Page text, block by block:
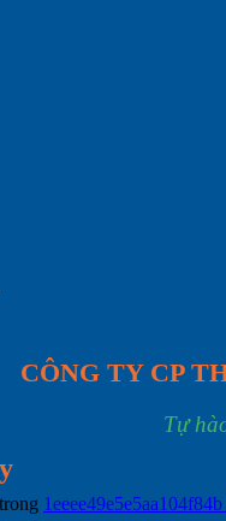
CÔNG TY CP
Tự
trong